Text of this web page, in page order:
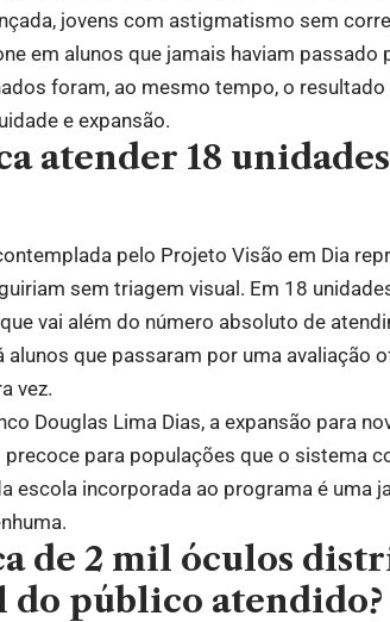
jovens com astigmatismo sem
em alunos que jamais haviam passado
foram, ao mesmo tempo, o
e expansão.
atender 18
pelo Projeto Visão em Dia
sem triagem visual. Em 18
vai além do número absoluto de
alunos que passaram por uma avaliação
vez.
Douglas Lima Dias, a expansão para
para populações que o sistema
escola incorporada ao programa é uma
de 2 mil óculos
do público atendido?